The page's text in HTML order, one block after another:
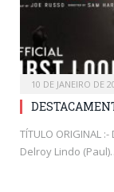
10 DE JANEIRO DE
TÍTULO ORIGINAL
Delroy Lindo